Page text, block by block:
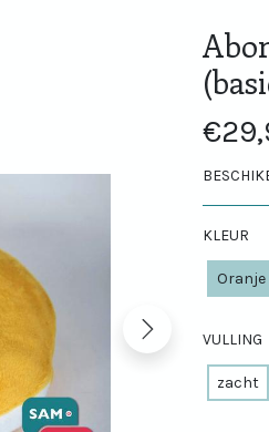
Volgende
KLEUR
Oranje
VULLING
zacht